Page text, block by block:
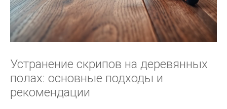
Устранение скрипов на деревянных
полах: основные подходы и
рекомендации